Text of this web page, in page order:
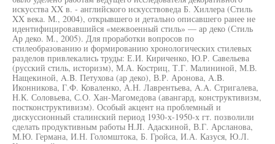
искусства XX в. - английского искусствоведа Б. Хиллера (Стиль
XX века. М., 2004), открывшего и детально описавшего ранее не
идентифицировавшийся «межвоенный стиль» — ар деко (Стиль
Ар деко. М., 2005). Для проработки вопросов по
стилеобразованию и формированию хронологических стилевых
разделов привлекались труды: Е.И. Кириченко, Ю.Р. Савельева
(русский стиль, историзм), М.А. Костриц, Т.Г. Малининой, М.В.
Нащекиной, A.B. Петухова (ар деко), В.Р. Аронова, A.B.
Иконникова, Г.Ф. Коваленко, А.Н. Лаврентьева, A.A. Стригалева,
Н.К. Соловьева, С.О. Хан-Магомедова (авангард, конструктивизм,
постконструктивизм). Особый акцент на проблемный и
дискуссионный сталинский период 1930-х-1950-х гт. позволили
сделать продуктивным работы H.JI. Адаскиной, В.Г. Арсланова,
М.Ю. Германа, И.Н. Голомштока, Б. Гройса, И.А. Казуся, Ю.Л.